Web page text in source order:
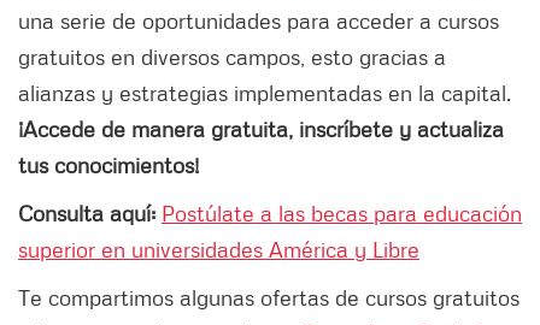
una serie de oportunidades para acceder a cursos
gratuitos en diversos campos, esto gracias a
alianzas y estrategias implementadas en la capital.
¡Accede de manera gratuita, inscríbete y actualiza
tus conocimientos!
Consulta aquí: Postúlate a las becas para educación
superior en universidades América y Libre
Te compartimos algunas ofertas de cursos gratuitos